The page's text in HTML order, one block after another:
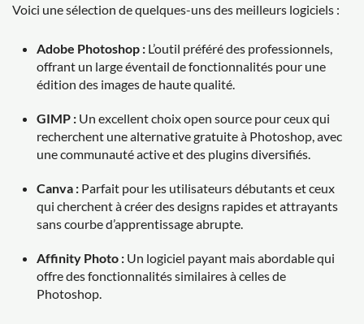
Voici une sélection de quelques-uns des meilleurs logiciels :
Adobe Photoshop : L’outil préféré des professionnels,
offrant un large éventail de fonctionnalités pour une
édition des images de haute qualité.
GIMP : Un excellent choix open source pour ceux qui
recherchent une alternative gratuite à Photoshop, avec
une communauté active et des plugins diversifiés.
Canva : Parfait pour les utilisateurs débutants et ceux
qui cherchent à créer des designs rapides et attrayants
sans courbe d’apprentissage abrupte.
Affinity Photo : Un logiciel payant mais abordable qui
offre des fonctionnalités similaires à celles de
Photoshop.